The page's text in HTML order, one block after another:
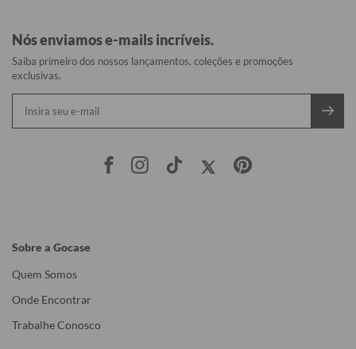
Nós enviamos e-mails incríveis.
Saiba primeiro dos nossos lançamentos, coleções e promoções
exclusivas.
Sobre a Gocase
Quem Somos
Onde Encontrar
Trabalhe Conosco